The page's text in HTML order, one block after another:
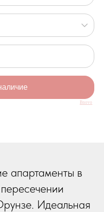
Bnovo
апартаменты в
Идеальная